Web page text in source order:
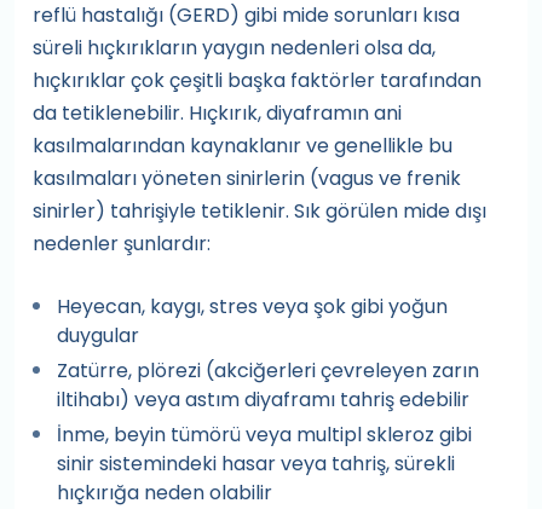
reflü hastalığı (GERD) gibi mide sorunları kısa
süreli hıçkırıkların yaygın nedenleri olsa da,
hıçkırıklar çok çeşitli başka faktörler tarafından
da tetiklenebilir. Hıçkırık, diyaframın ani
kasılmalarından kaynaklanır ve genellikle bu
kasılmaları yöneten sinirlerin (vagus ve frenik
sinirler) tahrişiyle tetiklenir. Sık görülen mide dışı
nedenler şunlardır:
Heyecan, kaygı, stres veya şok gibi yoğun
duygular
Zatürre, plörezi (akciğerleri çevreleyen zarın
iltihabı) veya astım diyaframı tahriş edebilir
İnme, beyin tümörü veya multipl skleroz gibi
sinir sistemindeki hasar veya tahriş, sürekli
hıçkırığa neden olabilir